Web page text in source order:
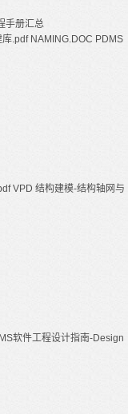
手册汇总
.pdf NAMING.DOC PDMS
VPD 结构建模-结构轴网与
软件工程设计指南-Design